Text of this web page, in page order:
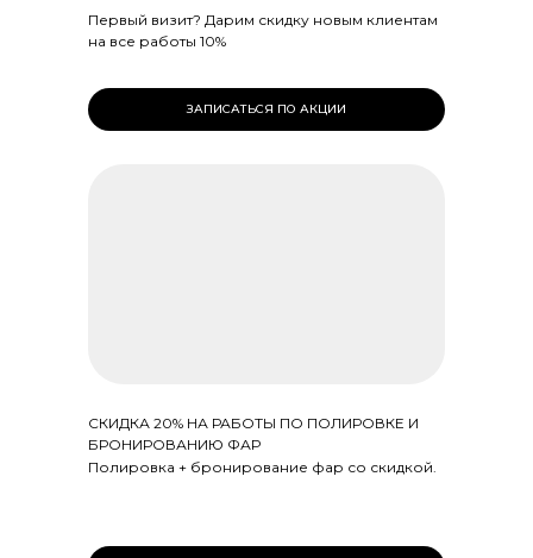
Первый визит? Дарим скидку новым клиентам
на все работы 10%
ЗАПИСАТЬСЯ ПО АКЦИИ
СКИДКА 20% НА РАБОТЫ ПО ПОЛИРОВКЕ И
БРОНИРОВАНИЮ ФАР
Полировка + бронирование фар со скидкой.